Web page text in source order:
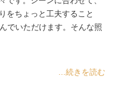
をちょっと工夫すること
でいただけます。そんな照
...続きを読む